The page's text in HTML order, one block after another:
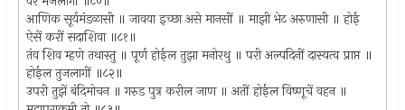
आणिक सूर्यमंडळासी ॥ जावया इच्छा असे मानसीं ॥ माझी भेट अरुणासी ॥ होई
ऐसें करीं सदाशिवा ॥८१॥
तंव शिव म्हणे तथास्तु ॥ पूर्ण होईल तुझा मनोरथु ॥ परी अल्पदिनीं दास्यत्व प्राप्त ॥
होईल तुजलागीं ॥८२॥
उपरी तुझें बंदिमोचन ॥ गरुड पुत्र करील जाण ॥ अतीं होईल विष्णूचें वहन ॥